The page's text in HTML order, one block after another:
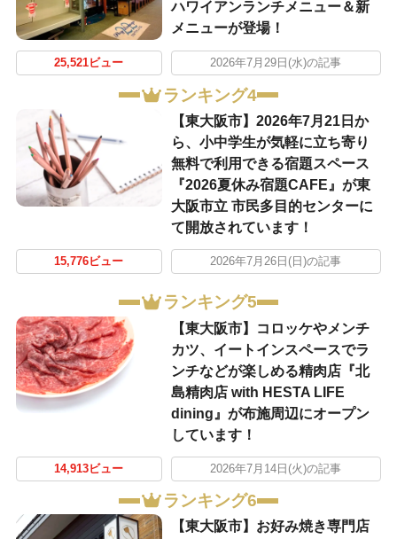
ハワイアンランチメニュー＆新
メニューが登場！
25,521ビュー 2026年7月29日(水)の記事
ランキング4
【東大阪市】2026年7月21日か
ら、小中学生が気軽に立ち寄り
無料で利用できる宿題スペース
『2026夏休み宿題CAFE』が東
大阪市立 市民多目的センターに
て開放されています！
15,776ビュー 2026年7月26日(日)の記事
ランキング5
【東大阪市】コロッケやメンチ
カツ、イートインスペースでラ
ンチなどが楽しめる精肉店『北
島精肉店 with HESTA LIFE
dining』が布施周辺にオープン
しています！
14,913ビュー 2026年7月14日(火)の記事
ランキング6
【東大阪市】お好み焼き専門店